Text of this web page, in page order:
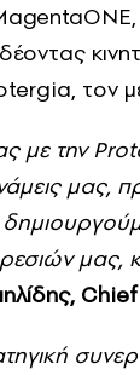
τον
με την
μας,
μας,